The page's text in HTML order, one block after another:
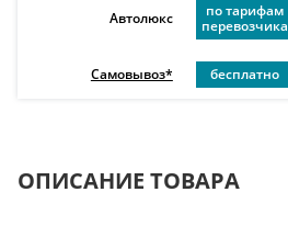
Автолюкс
по тарифам
перевозчика
Самовывоз* бесплатно
ОПИСАНИЕ ТОВАРА